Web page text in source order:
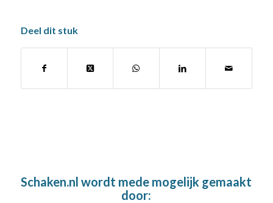
Deel dit stuk
Schaken.nl wordt mede mogelijk gemaakt
door: